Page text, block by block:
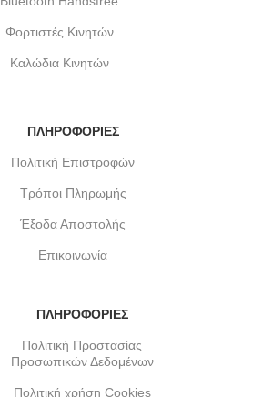
Φορτιστές Κινητών
Καλώδια Κινητών
ΠΛΗΡΟΦΟΡΙΕΣ
Πολιτική Επιστροφών
Τρόποι Πληρωμής
Έξοδα Αποστολής
Επικοινωνία
ΠΛΗΡΟΦΟΡΙΕΣ
Πολιτική Προστασίας
Προσωπικών Δεδομένων
Πολιτική χρήση Cookies